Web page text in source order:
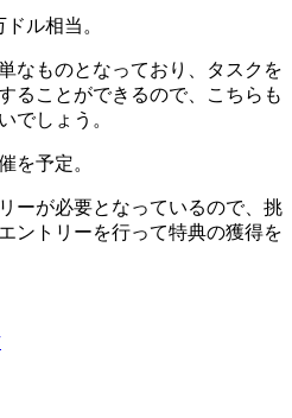
ル相当。
なものとなっており、タスクを
ることができるので、こちらも
でしょう。
を予定。
ーが必要となっているので、挑
ントリーを行って特典の獲得を